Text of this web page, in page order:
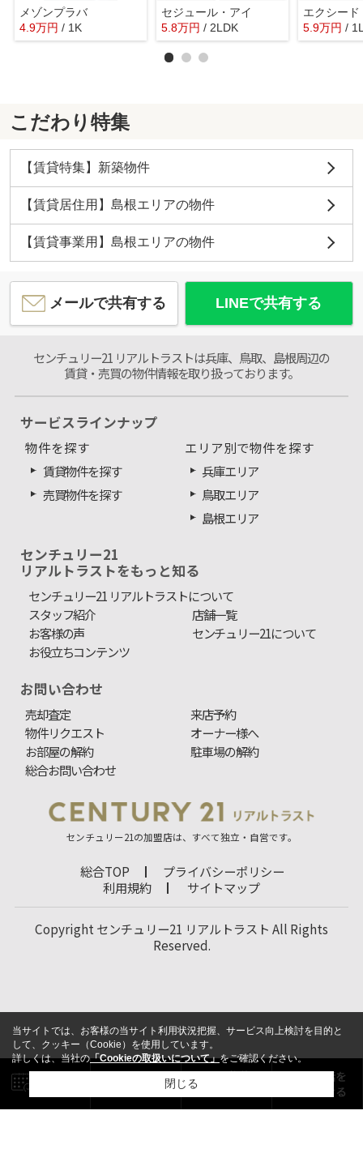
メゾンプラバ
4.9万円 / 1K
セジュール・アイ
5.8万円 / 2LDK 5.9万円 /
こだわり特集
【賃貸特集】新築物件
【賃貸居住用】島根エリアの物件
【賃貸事業用】島根エリアの物件
メールで共有する LINEで共有する
センチュリー21 リアルトラストは兵庫、鳥取、島根周辺の
賃貸・売買の物件情報を取り扱っております。
サービスラインナップ
物件を探す
賃貸物件を探す
売買物件を探す
エリア別で物件を探す
兵庫エリア
鳥取エリア
島根エリア
センチュリー21
リアルトラストをもっと知る
センチュリー21 リアルトラストについて
スタッフ紹介
店舗一覧
お客様の声
センチュリー21について
お役立ちコンテンツ
お問い合わせ
売却査定
来店予約
物件リクエスト
オーナー様へ
お部屋の解約
駐車場の解約
総合お問い合わせ
センチュリー21の加盟店は、すべて独立・自営です。
総合TOP
プライバシーポリシー
利用規約
サイトマップ
Copyright センチュリー21 リアルトラスト All Rights
Reserved.
当サイトでは、お客様の当サイト利用状況把握、サービス向上検討を目的と
して、クッキー（Cookie）を使用しています。
詳しくは、当社の「Cookieの取扱いについて」をご確認ください。
閉じる